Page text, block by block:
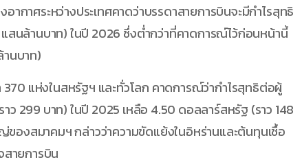
กาศระหว่างประเทศคาดว่าบรรดาสายการบินจะมีกำไรสุทธิ
สนล้านบาท) ในปี 2026 ซึ่งต่ำกว่าที่คาดการณ์ไว้ก่อนหน้านี้
นบาท)
แห่งในสหรัฐฯ และทั่วโลก คาดการณ์ว่ากำไรสุทธิต่อผู้
ว 299 บาท) ในปี 2025 เหลือ 4.50 ดอลลาร์สหรัฐ (ราว 148
องสมาคมฯ กล่าวว่าความขัดแย้งในอิหร่านและต้นทุนเชื้อ
ายการบิน